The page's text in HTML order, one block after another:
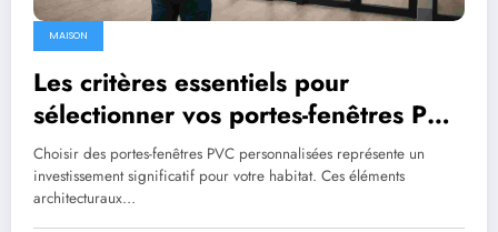
MAISON
Les critères essentiels pour
sélectionner vos portes-fenêtres PVC
personnalisées
Choisir des portes-fenêtres PVC personnalisées représente un
investissement significatif pour votre habitat. Ces éléments
architecturaux…